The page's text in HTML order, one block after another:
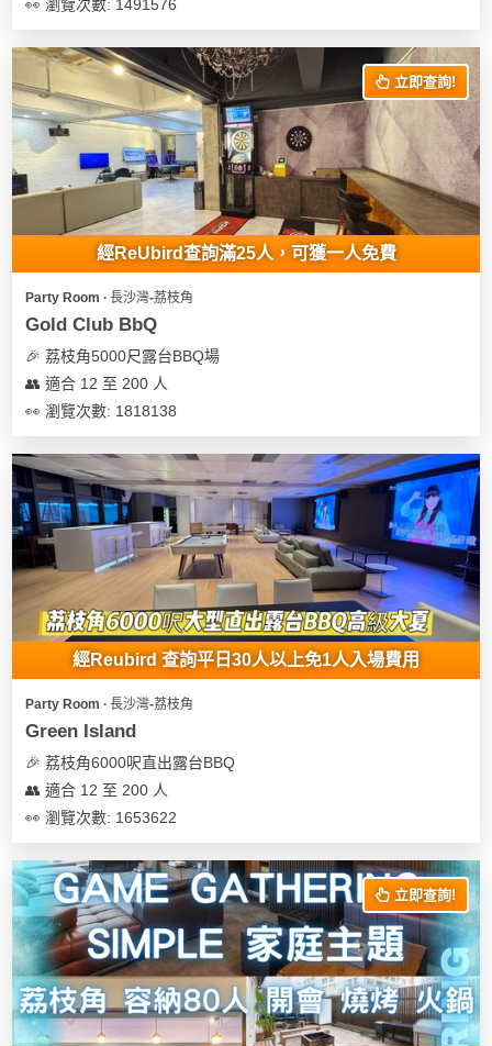
分
Party
Room
美
色
蛋
糕
花
束
及
花
藝
禮
品
訂
禮
物
場
地
佈
用
品
即
食
即
煮
活
動
型
朋
友
聚
會
慶
祝
生
日
拍
拖
活
動
婚
禮
親
子
活
動
活
動
攻
略
會
計
劃
會
員
需
知
社
交
件
夾
間
神
器
情
侶
心
願
清
單
聯
關
於
我
們
👀 瀏覽次數: 1491576
立即查詢!
經ReUbird查詢滿25人，可獲一人免費
Party Room ∙ 長沙灣-荔枝角
Gold Club BbQ
🎉 荔枝角5000尺露台BBQ場
👥 適合 12 至 200 人
👀 瀏覽次數: 1818138
經Reubird 查詢平日30人以上免1人入場費用
Party Room ∙ 長沙灣-荔枝角
Green Island
🎉 荔枝角6000呎直出露台BBQ
👥 適合 12 至 200 人
👀 瀏覽次數: 1653622
立即查詢!